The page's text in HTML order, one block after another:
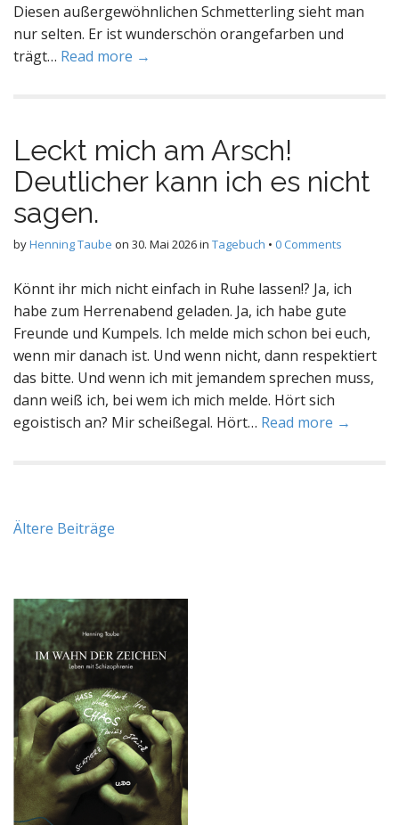
Diesen außergewöhnlichen Schmetterling sieht man
nur selten. Er ist wunderschön orangefarben und
trägt… Read more →
Leckt mich am Arsch!
Deutlicher kann ich es nicht
sagen.
byHenning Taube on 30. Mai 2026in Tagebuch • 0 Comments
Könnt ihr mich nicht einfach in Ruhe lassen!? Ja, ich
habe zum Herrenabend geladen. Ja, ich habe gute
Freunde und Kumpels. Ich melde mich schon bei euch,
wenn mir danach ist. Und wenn nicht, dann respektiert
das bitte. Und wenn ich mit jemandem sprechen muss,
dann weiß ich, bei wem ich mich melde. Hört sich
egoistisch an? Mir scheißegal. Hört… Read more →
Beitragsnavigation
Ältere Beiträge